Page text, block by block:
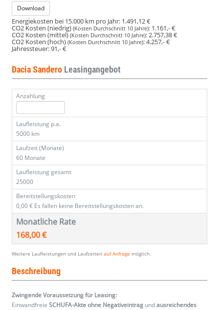
Download
Energiekosten bei 15.000 km pro Jahr: 1.491,12 €
CO2 Kosten (niedrig) (Kosten Durchschnitt 10 Jahre): 1.161,- €
CO2 Kosten (mittel)(Kosten Durchschnitt 10 Jahre):2.757,38 €
CO2 Kosten (hoch) (Kosten Durchschnitt 10 Jahre):4.257,- €
Jahressteuer:91,- €
Dacia Sandero Leasingangebot
Anzahlung
Laufleistung p.a.
5000 km
Laufzeit (Monate)
60 Monate
Laufleistung gesamt
25000
Bereitstellungskosten
0,00 € Es fallen keine Bereitstellungskosten an.
Monatliche Rate
168,00 €
Weitere Laufleistungen und Laufzeiten auf Anfrage möglich.
Beschreibung
Zwingende Voraussetzung für Leasing:
Einwandfreie SCHUFA-Akte ohne Negativeintrag undausreichendes